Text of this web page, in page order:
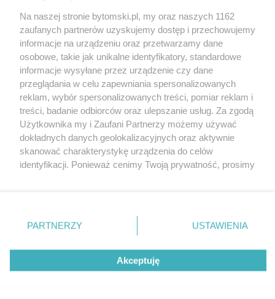
Wydawca mediów lokalnych
Nie zapomnij
zapoznać się z:
polityką prywatności regulamin korzystania z portali
Twojemiasto
Piekary Śląskie
Chorzów
Tarnowskie Góry
Gliwice
Skontaktuj sięz nami
Kontakt
Wydawca
Pogoda
Na naszej stronie bytomski.pl, my oraz naszych 1162
zaufanych partnerów uzyskujemy dostęp i przechowujemy
informacje na urządzeniu oraz przetwarzamy dane
osobowe, takie jak unikalne identyfikatory, standardowe
informacje wysyłane przez urządzenie czy dane
przeglądania w celu zapewniania spersonalizowanych
reklam, wybór spersonalizowanych treści, pomiar reklam i
treści, badanie odbiorców oraz ulepszanie usług. Za zgodą
Użytkownika my i Zaufani Partnerzy możemy używać
dokładnych danych geolokalizacyjnych oraz aktywnie
skanować charakterystykę urządzenia do celów
identyfikacji. Ponieważ cenimy Twoją prywatność, prosimy
prywatności znajdujący się w lewym dolnym rogu strony
. Niektóre rodzaje przetwarzania danych nie wymagają
zgody użytkownika, ale masz prawo sprzeciwić się
takiemu przetwarzaniu. Preferencje będą miały
zastosowania tylko na tej witrynie.
PARTNERZY USTAWIENIA
Akceptuję